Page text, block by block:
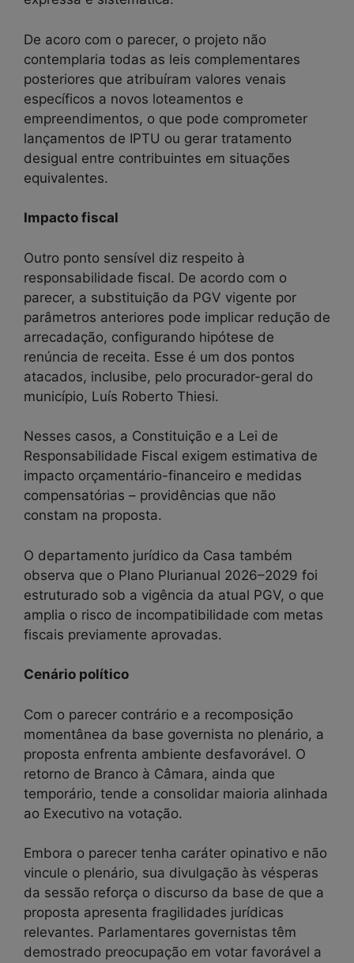
De acoro com o parecer, o projeto não
contemplaria todas as leis complementares
posteriores que atribuíram valores venais
específicos a novos loteamentos e
empreendimentos, o que pode comprometer
lançamentos de IPTU ou gerar tratamento
desigual entre contribuintes em situações
equivalentes.
Impacto fiscal
Outro ponto sensível diz respeito à
responsabilidade fiscal. De acordo com o
parecer, a substituição da PGV vigente por
parâmetros anteriores pode implicar redução de
arrecadação, configurando hipótese de
renúncia de receita. Esse é um dos pontos
atacados, inclusibe, pelo procurador-geral do
município, Luís Roberto Thiesi.
Nesses casos, a Constituição e a Lei de
Responsabilidade Fiscal exigem estimativa de
impacto orçamentário-financeiro e medidas
compensatórias – providências que não
constam na proposta.
O departamento jurídico da Casa também
observa que o Plano Plurianual 2026–2029 foi
estruturado sob a vigência da atual PGV, o que
amplia o risco de incompatibilidade com metas
fiscais previamente aprovadas.
Cenário político
Com o parecer contrário e a recomposição
momentânea da base governista no plenário, a
proposta enfrenta ambiente desfavorável. O
retorno de Branco à Câmara, ainda que
temporário, tende a consolidar maioria alinhada
ao Executivo na votação.
Embora o parecer tenha caráter opinativo e não
vincule o plenário, sua divulgação às vésperas
da sessão reforça o discurso da base de que a
proposta apresenta fragilidades jurídicas
relevantes. Parlamentares governistas têm
demostrado preocupação em votar favorável a